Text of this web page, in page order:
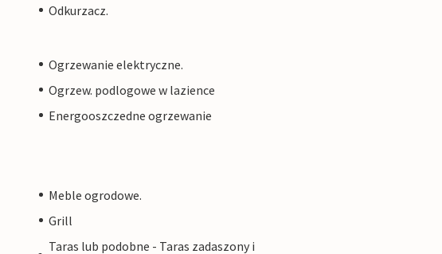
Odkurzacz.
Ogrzewanie elektryczne.
Ogrzew. podlogowe w lazience
Energooszczedne ogrzewanie
Meble ogrodowe.
Grill
Taras lub podobne - Taras zadaszony i